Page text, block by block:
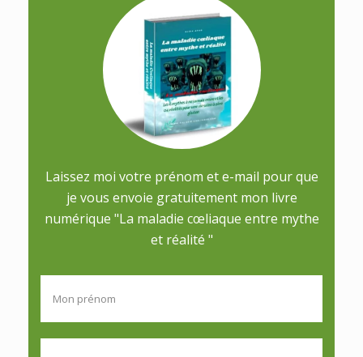
Laissez moi votre prénom et e-mail pour que
je vous envoie gratuitement mon livre
numérique "La maladie cœliaque entre mythe
et réalité "